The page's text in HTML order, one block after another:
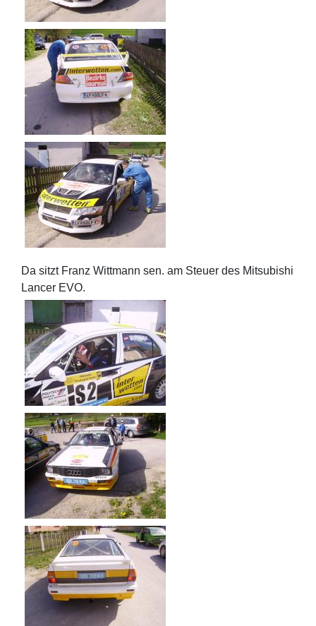
Da sitzt Franz Wittmann sen. am Steuer des Mitsubishi
Lancer EVO.